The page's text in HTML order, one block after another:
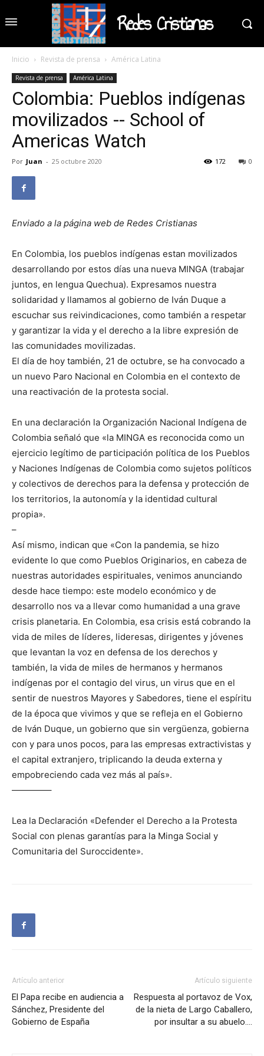
Redes Cristianas
Inicio Revista de prensa América Latina
Revista de prensa América Latina
Colombia: Pueblos indígenas
movilizados -- School of
Americas Watch
Por Juan - 25 octubre 2020 0
172
Enviado a la página web de Redes Cristianas
En Colombia, los pueblos indígenas estan movilizados
desarrollando por estos días una nueva MINGA (trabajar
juntos, en lengua Quechua). Expresamos nuestra
solidaridad y llamamos al gobierno de Iván Duque a
escuchar sus reivindicaciones, como también a respetar
y garantizar la vida y el derecho a la libre expresión de
las comunidades movilizadas.
El día de hoy también, 21 de octubre, se ha convocado a
un nuevo Paro Nacional en Colombia en el contexto de
una reactivación de la protesta social.
En una declaración la Organización Nacional Indígena de
Colombia señaló que «la MINGA es reconocida como un
ejercicio legítimo de participación política de los Pueblos
y Naciones Indígenas de Colombia como sujetos políticos
y colectivos de derechos para la defensa y protección de
los territorios, la autonomía y la identidad cultural
propia».
–
Así mismo, indican que «Con la pandemia, se hizo
evidente lo que como Pueblos Originarios, en cabeza de
nuestras autoridades espirituales, venimos anunciando
desde hace tiempo: este modelo económico y de
desarrollo nos va a llevar como humanidad a una grave
crisis planetaria. En Colombia, esa crisis está cobrando la
vida de miles de líderes, lideresas, dirigentes y jóvenes
que levantan la voz en defensa de los derechos y
también, la vida de miles de hermanos y hermanos
indígenas por el contagio del virus, un virus que en el
sentir de nuestros Mayores y Sabedores, tiene el espíritu
de la época que vivimos y que se refleja en el Gobierno
de Iván Duque, un gobierno que sin vergüenza, gobierna
con y para unos pocos, para las empresas extractivistas y
el capital extranjero, triplicando la deuda externa y
empobreciendo cada vez más al país».
————–
Lea la Declaración «Defender el Derecho a la Protesta
Social con plenas garantías para la Minga Social y
Comunitaria del Suroccidente».
Artículo anterior
El Papa recibe en audiencia a
Sánchez, Presidente del
Gobierno de España
Artículo siguiente
Respuesta al portavoz de Vox,
de la nieta de Largo Caballero,
por insultar a su abuelo….